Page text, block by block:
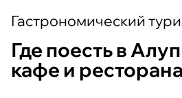
Гастрономический
Где поесть в
кафе и